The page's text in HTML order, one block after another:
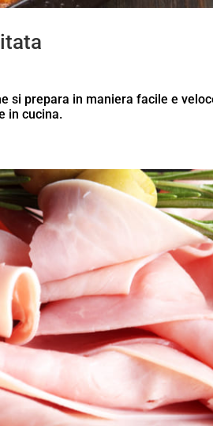
si prepara in maniera facile e
in cucina.